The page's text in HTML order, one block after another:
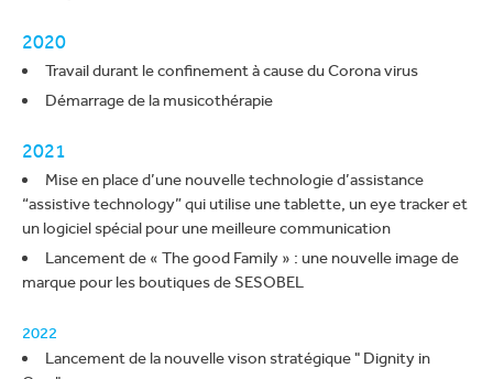
2020
Travail durant le confinement à cause du Corona virus
Démarrage de la musicothérapie
2021
Mise en place d’une nouvelle technologie d’assistance
“assistive technology” qui utilise une tablette, un eye tracker et
un logiciel spécial pour une meilleure communication
Lancement de « The good Family » : une nouvelle image de
marque pour les boutiques de SESOBEL
2022
Lancement de la nouvelle vison stratégique " Dignity in